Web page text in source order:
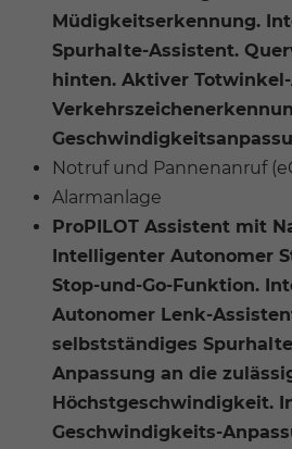
Müdigkeitserkennung.
Spurhalte-Assistent.
hinten. Aktiver
Notruf und Pannenanruf
Alarmanlage
ProPILOT Assistent mit
Intelligenter Autonomer
Stop-und-Go-Funktion.
Autonomer Lenk-
selbstständiges
Anpassung an die
Höchstgeschwindigkeit.
Geschwindigkeits-